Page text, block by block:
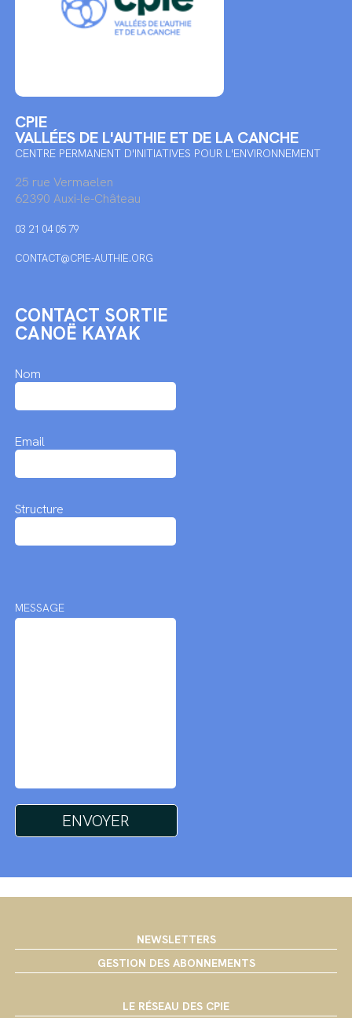
CPIE
VALLÉES DE L'AUTHIE ET DE LA CANCHE
CENTRE PERMANENT D'INITIATIVES POUR L'ENVIRONNEMENT
25 rue Vermaelen
62390 Auxi-le-Château
03 21 04 05 79
CONTACT@CPIE-AUTHIE.ORG
CONTACT SORTIE
CANOË KAYAK
Nom
Email
Structure
MESSAGE
NEWSLETTERS
GESTION DES ABONNEMENTS
LE RÉSEAU DES CPIE